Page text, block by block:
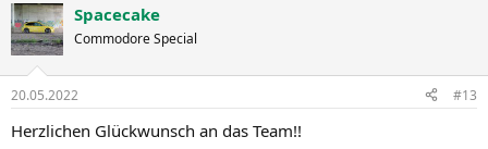
k
t
i
e
:
Spacecake
Commodore Special
20.05.2022 #13
Herzlichen Glückwunsch an das Team!!